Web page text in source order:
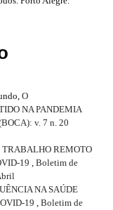
O
NA PANDEMIA
v. 7 n. 20
TRABALHO REMOTO
19 , Boletim de
NA SAÚDE
19 , Boletim de